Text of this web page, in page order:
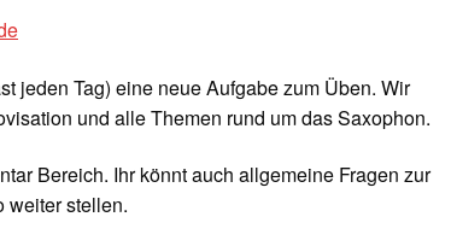
jeden Tag) eine neue Aufgabe zum Üben. Wir
und alle Themen rund um das Saxophon.
Bereich. Ihr könnt auch allgemeine Fragen zur
weiter stellen.